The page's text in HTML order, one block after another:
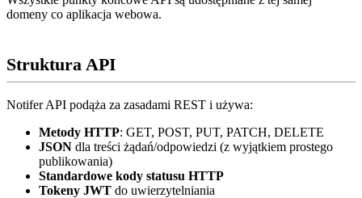
domeny co aplikacja webowa.
Struktura API
Notifer API podąża za zasadami REST i używa:
Metody HTTP: GET, POST, PUT, PATCH, DELETE
JSON dla treści żądań/odpowiedzi (z wyjątkiem prostego
publikowania)
Standardowe kody statusu HTTP
Tokeny JWT do uwierzytelniania